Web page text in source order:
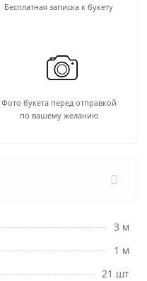
Бесплатная записка к букету
Фото букета перед отправкой
по вашему желанию
3 м
1 м
21 шт